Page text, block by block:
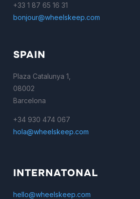
+33 1 87 65 16 31
bonjour@wheelskeep.com
SPAIN
Plaza Catalunya 1,
08002
Barcelona
+34 930 474 067
hola@wheelskeep.com
INTERNATONAL
hello@wheelskeep.com